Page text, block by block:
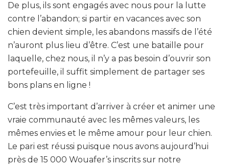
De plus, ils sont engagés avec nous pour la lutte
contre l’abandon; si partir en vacances avec son
chien devient simple, les abandons massifs de l’été
n’auront plus lieu d’être. C’est une bataille pour
laquelle, chez nous, il n’y a pas besoin d’ouvrir son
portefeuille, il suffit simplement de partager ses
bons plans en ligne !
C’est très important d’arriver à créer et animer une
vraie communauté avec les mêmes valeurs, les
mêmes envies et le même amour pour leur chien.
Le pari est réussi puisque nous avons aujourd’hui
près de 15 000 Wouafer’s inscrits sur notre